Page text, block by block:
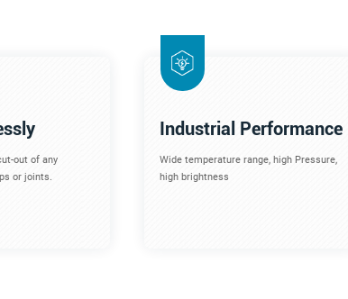
out of any
or joints.
Industrial Performance
Wide temperature range, high Pressure,
high brightness